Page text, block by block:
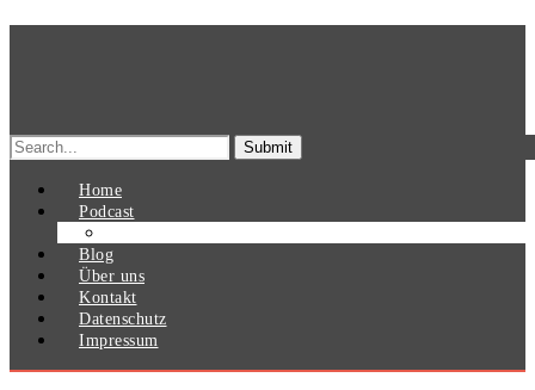
Search
for:
Home
Podcast
Blog
Über uns
Kontakt
Datenschutz
Impressum